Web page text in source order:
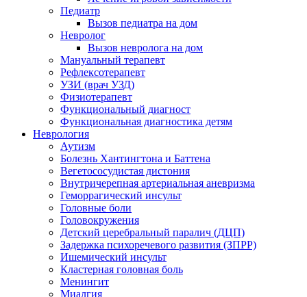
Педиатр
Вызов педиатра на дом
Невролог
Вызов невролога на дом
Мануальный терапевт
Рефлексотерапевт
УЗИ (врач УЗД)
Физиотерапевт
Функциональный диагност
Функциональная диагностика детям
Неврология
Аутизм
Болезнь Хантингтона и Баттена
Вегетососудистая дистония
Внутричерепная артериальная аневризма
Геморрагический инсульт
Головные боли
Головокружения
Детский церебральный паралич (ДЦП)
Задержка психоречевого развития (ЗПРР)
Ишемический инсульт
Кластерная головная боль
Менингит
Миалгия